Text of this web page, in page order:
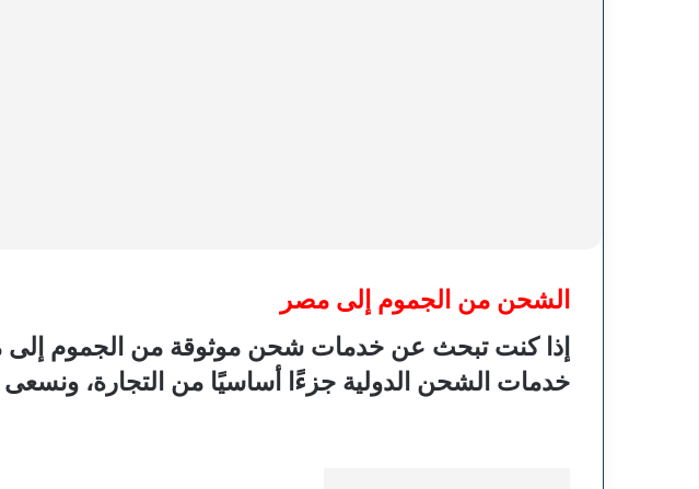
الشحن من الجموم إلى مصر
إذا كنت تبحث عن خدمات شحن موثوقة من الجموم إلى
خدمات الشحن الدولية جزءًا أساسيًا من التجارة،